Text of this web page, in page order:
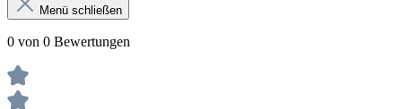
Menü schließen
0 von 0 Bewertungen